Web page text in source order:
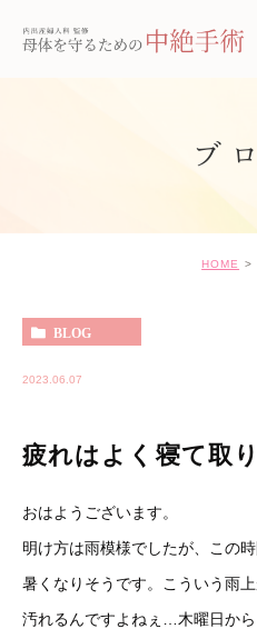
ブ
HOME
BLOG
2023.06.07
疲れはよく寝て取
おはようございます。
明け方は雨模様でしたが、この
暑くなりそうです。こういう雨
汚れるんですよねぇ…木曜日か